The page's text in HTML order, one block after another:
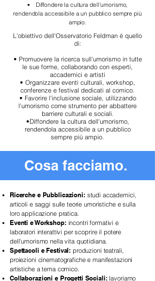
Diffondere la cultura dell'umorismo,
rendendola accessibile a un pubblico sempre più
ampio.
L'obiettivo dell'Osservatorio Feldman è quello
di:
• Promuovere la ricerca sull'umorismo in tutte
le sue forme, collaborando con esperti,
accademici e artisti
• Organizzare eventi culturali, workshop,
conferenze e festival dedicati al comico.
• Favorire l'inclusione sociale, utilizzando
l'umorismo come strumento per abbattere
barriere culturali e sociali.
•Diffondere la cultura dell'umorismo,
rendendola accessibile a un pubblico
sempre più ampio.
Cosa facciamo.
Ricerche e Pubblicazioni: studi accademici,
articoli e saggi sulle teorie umoristiche e sulla
loro applicazione pratica.
Eventi e Workshop: incontri formativi e
laboratori interattivi per scoprire il potere
dell'umorismo nella vita quotidiana.
Spettacoli e Festival: produzioni teatrali,
proiezioni cinematografiche e manifestazioni
artistiche a tema comico.
Collaborazioni e Progetti Sociali: lavoriamo